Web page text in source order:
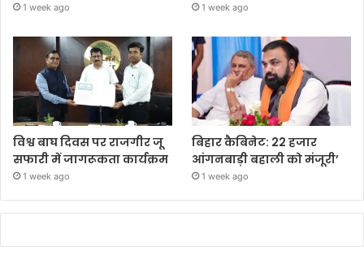
1 week ago 1 week ago
विश्व बाघ दिवस पर राजगीर जू
सफारी में जागरूकता कार्यक्रम
1 week ago
बिहार कैबिनेट: 22 हजार
आंगनबाड़ी बहाली को मंजूरी’
1 week ago